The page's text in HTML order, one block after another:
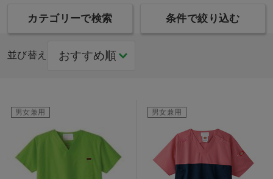
カテゴリーで検索 条件で絞り込む
並び替え
男女兼用 男女兼用